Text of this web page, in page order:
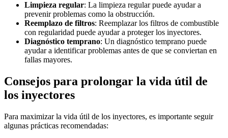
Limpieza regular: La limpieza regular puede ayudar a
prevenir problemas como la obstrucción.
Reemplazo de filtros: Reemplazar los filtros de combustible
con regularidad puede ayudar a proteger los inyectores.
Diagnóstico temprano: Un diagnóstico temprano puede
ayudar a identificar problemas antes de que se conviertan en
fallas mayores.
Consejos para prolongar la vida útil de
los inyectores
Para maximizar la vida útil de los inyectores, es importante seguir
algunas prácticas recomendadas: